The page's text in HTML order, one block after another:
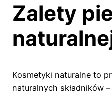
Zalety
Kosmetyki naturalne to
naturalnych składników